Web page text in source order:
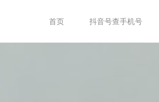
首页 抖音号查手机号